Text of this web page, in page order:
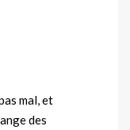
mal, et
des